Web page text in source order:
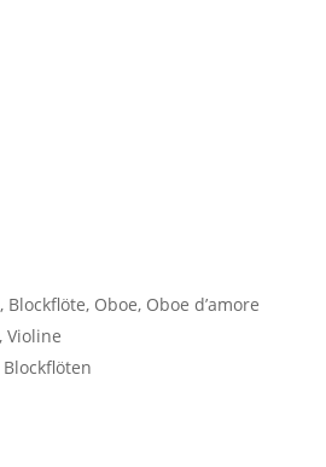
, Blockflöte, Oboe, Oboe d’amore
Violine
Blockflöten